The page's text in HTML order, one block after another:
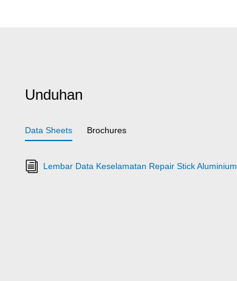
Unduhan
Data Sheets Brochures
Lembar Data Keselamatan Repair Stick Aluminium